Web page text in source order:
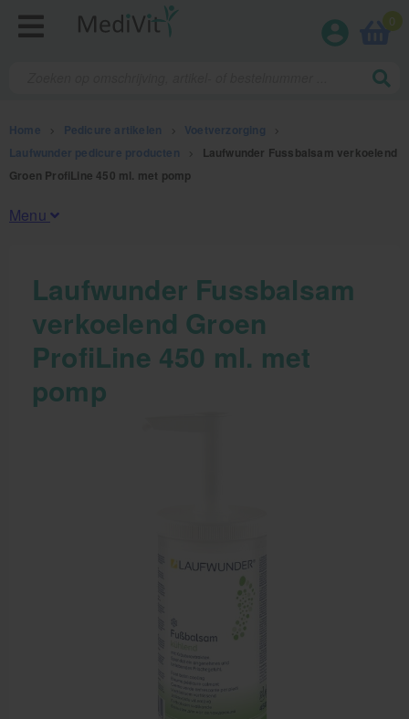
0
Home Pedicure artikelen Voetverzorging
Laufwunder pedicure producten
Laufwunder Fussbalsam verkoelend
Groen ProfiLine 450 ml. met pomp
Menu
Fysiotherapieproducten
Verbruiksmaterialen
Massage
Massagetafels
Aanbiedingen groothandel fysiotherapie en massage
Laufwunder Fussbalsam
verkoelend Groen
ProfiLine 450 ml. met
pomp